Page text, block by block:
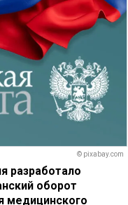
© pixabay.com
разработало
оборот
медицинского